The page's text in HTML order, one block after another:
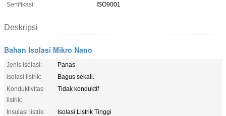
Sertifikasi:
ISO9001
Deskripsi
Bahan Isolasi Mikro Nano
Jenis isolasi:
Panas
isolasi listrik:
Bagus sekali.
Konduktivitas
listrik:
Tidak konduktif
Insulasi listrik:
Isolasi Listrik Tinggi